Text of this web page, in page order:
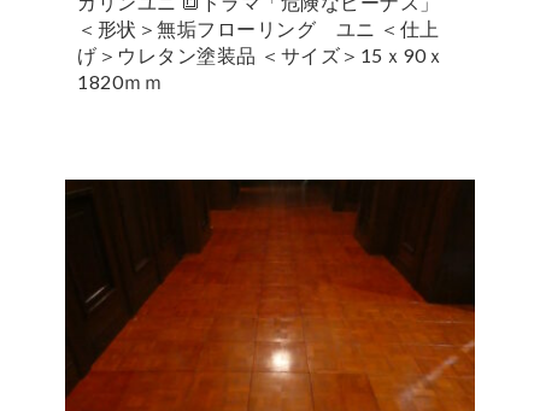
＜形状＞無垢フローリング ユニ ＜仕上
げ＞ウレタン塗装品 ＜サイズ＞15ｘ90ｘ
1820ｍｍ